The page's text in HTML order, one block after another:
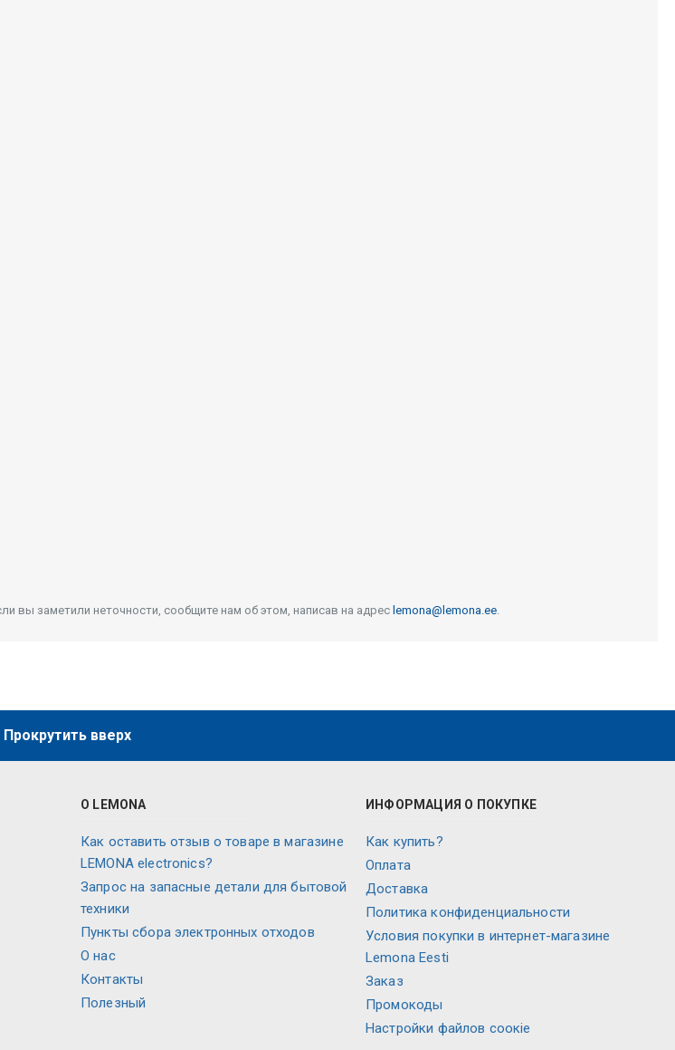
вы заметили неточности, сообщите нам об этом, написав на адрес lemona@lemona.ee.
Прокрутить вверх
О LEMONA
Как оставить отзыв о товаре в магазине
LEMONA electronics?
Запрос на запасные детали для бытовой
техники
Пункты сбора электронных отходов
О нас
Контакты
Полезный
ИНФОРМАЦИЯ О ПОКУПКЕ
Как купить?
Оплата
Доставка
Политика конфиденциальности
Условия покупки в интернет-магазине
Lemona Eesti
Заказ
Промокоды
Настройки файлов соокіе